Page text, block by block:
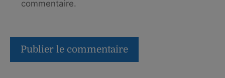
commentaire.